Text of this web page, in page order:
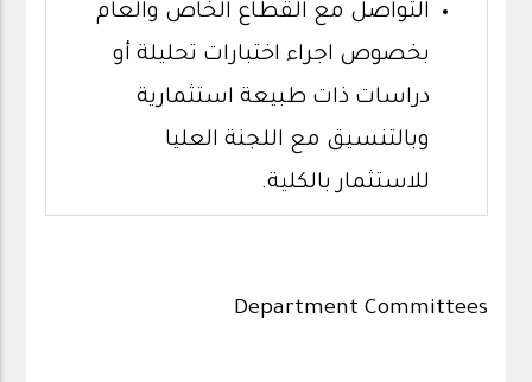
التواصل مع القطاع الخاص والعام
بخصوص اجراء اختبارات تحليلة أو
دراسات ذات طبيعة استثمارية
وبالتنسيق مع اللجنة العليا
للاستثمار بالكلية.
Department Committees